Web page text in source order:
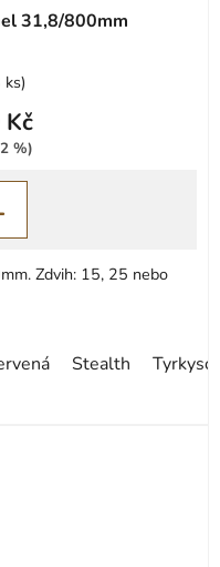
31,8/800mm
ks)
Kč
%)
Zdvih: 15, 25 nebo
Stealth